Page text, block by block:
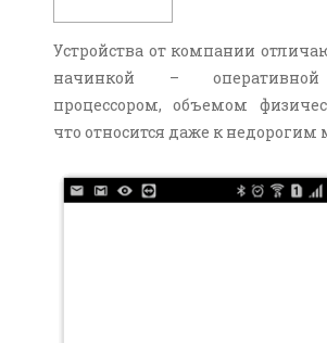
Устройства от компании
начинкой –
процессором, объемом
что относится даже к